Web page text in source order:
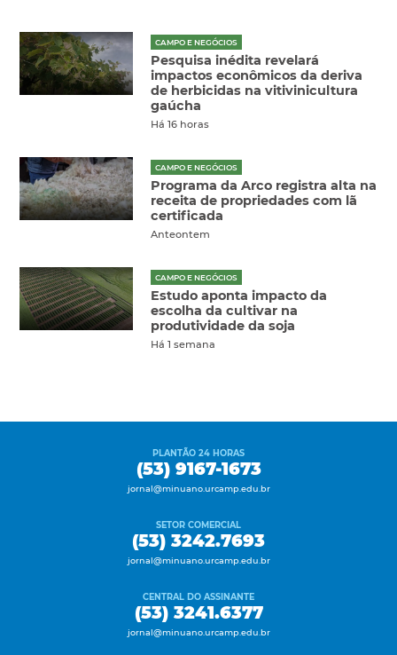
CAMPO E NEGÓCIOS
Pesquisa inédita revelará
impactos econômicos da deriva
de herbicidas na vitivinicultura
gaúcha
Há 16 horas
CAMPO E NEGÓCIOS
Programa da Arco registra alta na
receita de propriedades com lã
certificada
Anteontem
CAMPO E NEGÓCIOS
Estudo aponta impacto da
escolha da cultivar na
produtividade da soja
Há 1 semana
PLANTÃO 24 HORAS
(53) 9167-1673
jornal@minuano.urcamp.edu.br
SETOR COMERCIAL
(53) 3242.7693
jornal@minuano.urcamp.edu.br
CENTRAL DO ASSINANTE
(53) 3241.6377
jornal@minuano.urcamp.edu.br